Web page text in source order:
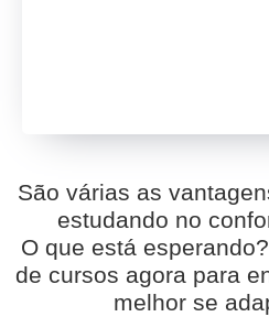
São várias as
estudando no
O que está
de cursos agora para
melhor se